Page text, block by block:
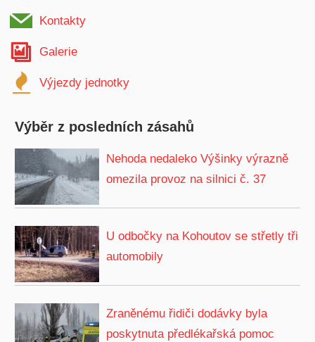
Kontakty
Galerie
Výjezdy jednotky
Výběr z posledních zásahů
Nehoda nedaleko Výšinky výrazně
omezila provoz na silnici č. 37
U odbočky na Kohoutov se střetly tři
automobily
Zraněnému řidiči dodávky byla
poskytnuta předlékařská pomoc